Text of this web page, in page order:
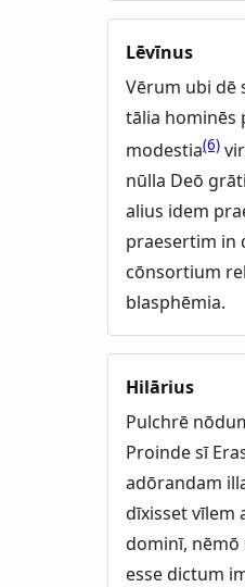
Lēvīnus
Vērum ubi dē
tālia hominēs
modestia(6)
nūlla Deō
alius idem
praesertim in
cōnsortium
blasphēmia.
Hilārius
Pulchrē
Proinde sī
adōrandam
dīxisset vīlem
dominī,
esse dictum